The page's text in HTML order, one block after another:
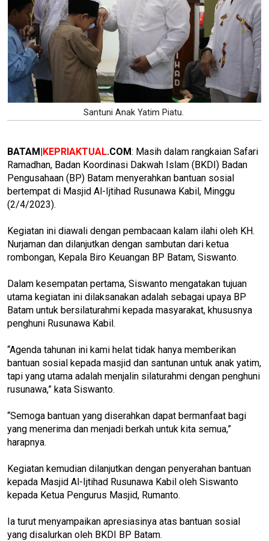
Santuni Anak Yatim Piatu.
BATAM|KEPRIAKTUAL.COM: Masih dalam rangkaian Safari
Ramadhan, Badan Koordinasi Dakwah Islam (BKDI) Badan
Pengusahaan (BP) Batam menyerahkan bantuan sosial
bertempat di Masjid Al-Ijtihad Rusunawa Kabil, Minggu
(2/4/2023).
Kegiatan ini diawali dengan pembacaan kalam ilahi oleh KH.
Nurjaman dan dilanjutkan dengan sambutan dari ketua
rombongan, Kepala Biro Keuangan BP Batam, Siswanto.
Dalam kesempatan pertama, Siswanto mengatakan tujuan
utama kegiatan ini dilaksanakan adalah sebagai upaya BP
Batam untuk bersilaturahmi kepada masyarakat, khususnya
penghuni Rusunawa Kabil.
“Agenda tahunan ini kami helat tidak hanya memberikan
bantuan sosial kepada masjid dan santunan untuk anak yatim,
tapi yang utama adalah menjalin silaturahmi dengan penghuni
rusunawa,” kata Siswanto.
“Semoga bantuan yang diserahkan dapat bermanfaat bagi
yang menerima dan menjadi berkah untuk kita semua,”
harapnya.
Kegiatan kemudian dilanjutkan dengan penyerahan bantuan
kepada Masjid Al-Ijtihad Rusunawa Kabil oleh Siswanto
kepada Ketua Pengurus Masjid, Rumanto.
Ia turut menyampaikan apresiasinya atas bantuan sosial
yang disalurkan oleh BKDI BP Batam.